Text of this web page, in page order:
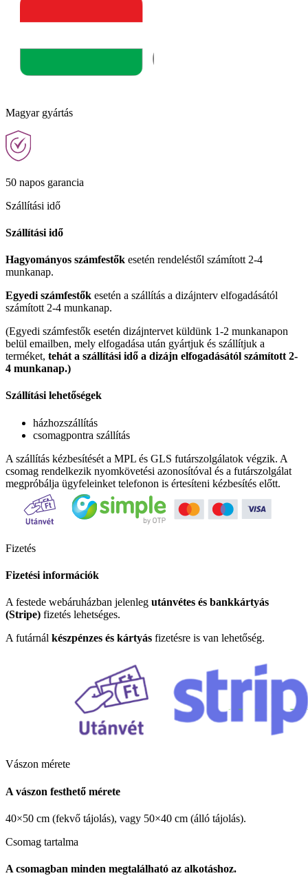
Magyar gyártás
50 napos garancia
Szállítási idő
Szállítási idő
Hagyományos számfestők esetén rendeléstől számított 2-4
munkanap.
Egyedi számfestők esetén a szállítás a dizájnterv elfogadásától
számított 2-4 munkanap.
(Egyedi számfestők esetén dizájntervet küldünk 1-2 munkanapon
belül emailben, mely elfogadása után gyártjuk és szállítjuk a
terméket, tehát a szállítási idő a dizájn elfogadásától számított 2-
4 munkanap.)
Szállítási lehetőségek
házhozszállítás
csomagpontra szállítás
A szállítás kézbesítését a MPL és GLS futárszolgálatok végzik. A
csomag rendelkezik nyomkövetési azonosítóval és a futárszolgálat
megpróbálja ügyfeleinket telefonon is értesíteni kézbesítés előtt.
Fizetés
Fizetési információk
A festede webáruházban jelenleg utánvétes és bankkártyás
(Stripe) fizetés lehetséges.
A futárnál készpénzes és kártyás fizetésre is van lehetőség.
Vászon mérete
A vászon festhető mérete
40×50 cm (fekvő tájolás), vagy 50×40 cm (álló tájolás).
Csomag tartalma
A csomagban minden megtalálható az alkotáshoz.